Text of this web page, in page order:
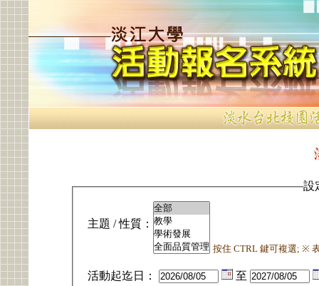
設
主題 / 性質：
按住 CTRL 鍵可複選; ※
活動起迄日： 至